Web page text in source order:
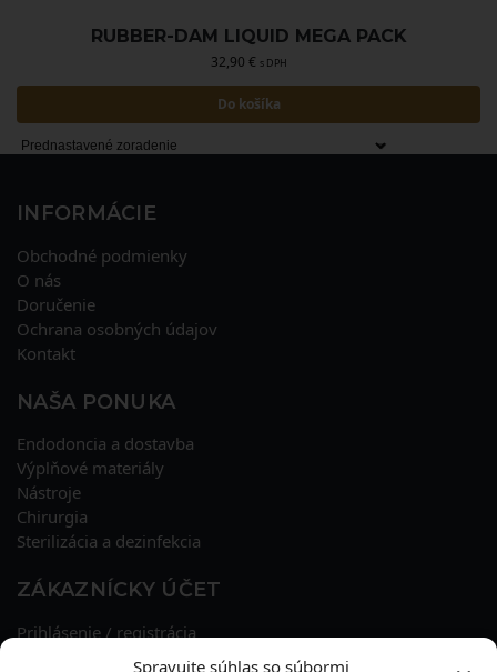
Spravujte súhlas so súbormi
RUBBER-DAM LIQUID MEGA PACK
32,90 € s DPH
Do košíka
INFORMÁCIE
Obchodné podmienky
O nás
Doručenie
Ochrana osobných údajov
Kontakt
NAŠA PONUKA
Endodoncia a dostavba
Výplňové materiály
Nástroje
Chirurgia
Sterilizácia a dezinfekcia
ZÁKAZNÍCKY ÚČET
Prihlásenie / registrácia